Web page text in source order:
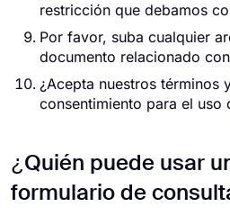
restricción que debamos
Por favor, suba cualquier
documento relacionado
¿Acepta nuestros términos
consentimiento para el uso
¿Quién puede usar
formulario de